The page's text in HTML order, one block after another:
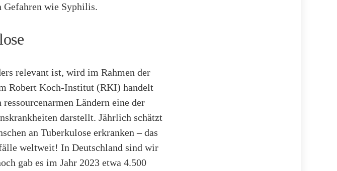
Gefahren wie Syphilis.
relevant ist, wird im Rahmen der
Robert Koch-Institut (RKI) handelt
Ländern eine der
darstellt. Jährlich schätzt
an Tuberkulose erkranken – das
weltweit! In Deutschland sind wir
gab es im Jahr 2023 etwa 4.500